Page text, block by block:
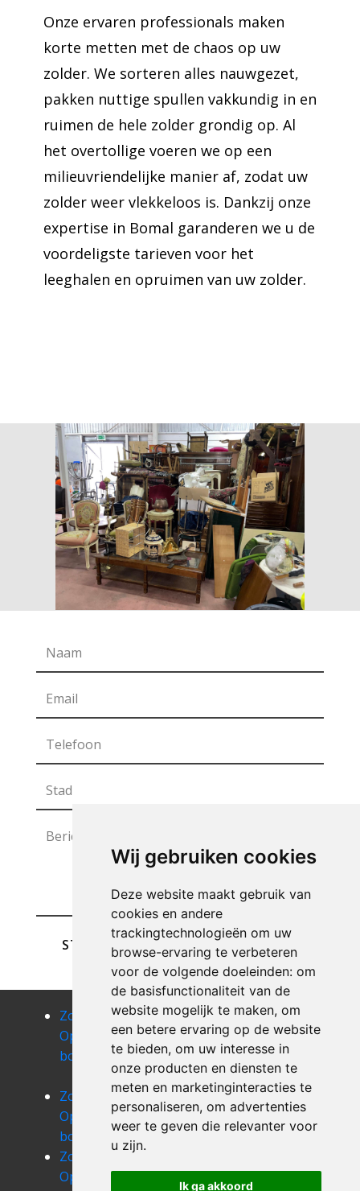
Wij gebruiken cookies
Deze website maakt gebruik van
cookies en andere
trackingtechnologieën om uw
browse-ervaring te verbeteren
voor de volgende doeleinden: om
de basisfunctionaliteit van de
website mogelijk te maken, om
een betere ervaring op de website
te bieden, om uw interesse in
onze producten en diensten te
meten en marketinginteracties te
personaliseren, om advertenties
weer te geven die relevanter voor
u zijn.
Ik ga akkoord
Onze ervaren professionals maken
korte metten met de chaos op uw
zolder. We sorteren alles nauwgezet,
pakken nuttige spullen vakkundig in en
ruimen de hele zolder grondig op. Al
het overtollige voeren we op een
milieuvriendelijke manier af, zodat uw
zolder weer vlekkeloos is. Dankzij onze
expertise in Bomal garanderen we u de
voordeligste tarieven voor het
leeghalen en opruimen van uw zolder.
STUREN
Zolder
Opruimen
bonlez
Zolder
Opruimen
bornival
Zolder
Opruimen
bossut-
gottechain
Zolder
Opruimen
bousval
Zolder
Opruimen
eigenbrakel
Zolder
Opruimen
kasteelbrakel
Zolder
Opruimen
Opruimen
Opruimen